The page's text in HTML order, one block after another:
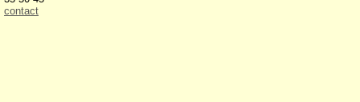
contact